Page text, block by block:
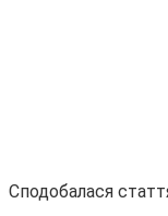
Сподобалася